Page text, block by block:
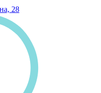
28